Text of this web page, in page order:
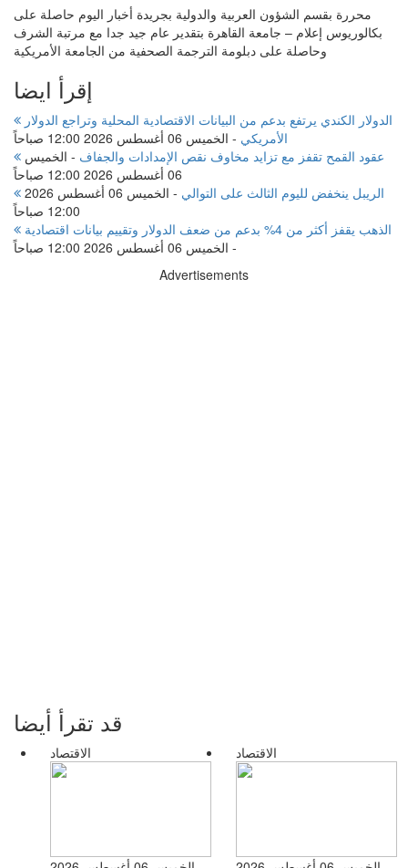
محررة بقسم الشؤون العربية والدولية بجريدة أخبار اليوم حاصلة على
بكالوريوس إعلام – جامعة القاهرة بتقدير عام جيد جدا مع مرتبة الشرف
وحاصلة على دبلومة الترجمة الصحفية من الجامعة الأمريكية
إقرأ ايضا
الأمريكي - الخميس 06 أغسطس 2026 12:00 صباحاً
عقود القمح تقفز مع تزايد مخاوف نقص الإمدادات والجفاف - الخميس
06 أغسطس 2026 12:00 صباحاً
الريبل ينخفض لليوم الثالث على التوالي -
الخميس 06 أغسطس 2026
12:00 صباحاً
الذهب يقفز أكثر من 4% بدعم من ضعف الدولار وتقييم بيانات اقتصادية
- الخميس 06 أغسطس 2026 12:00 صباحاً
Advertisements
قد تقرأ أيضا
الاقتصاد الاقتصاد